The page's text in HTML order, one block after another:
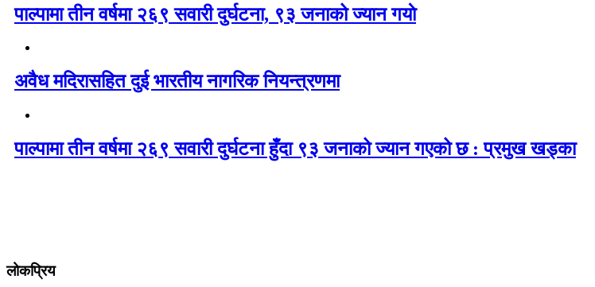
पाल्पामा तीन वर्षमा २६९ सवारी दुर्घटना, ९३ जनाको ज्यान गयाे
अवैध मदिरासहित दुई भारतीय नागरिक नियन्त्रणमा
पाल्पामा तीन वर्षमा २६९ सवारी दुर्घटना हुँदा ९३ जनाको ज्यान गएको छ : प्रमुख खड्का
लोकप्रिय